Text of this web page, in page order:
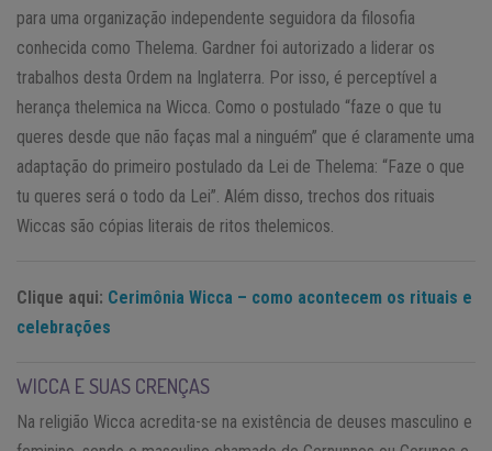
para uma organização independente seguidora da filosofia
conhecida como Thelema. Gardner foi autorizado a liderar os
trabalhos desta Ordem na Inglaterra. Por isso, é perceptível a
herança thelemica na Wicca. Como o postulado “faze o que tu
queres desde que não faças mal a ninguém” que é claramente uma
adaptação do primeiro postulado da Lei de Thelema: “Faze o que
tu queres será o todo da Lei”. Além disso, trechos dos rituais
Wiccas são cópias literais de ritos thelemicos.
Clique aqui: Cerimônia Wicca – como acontecem os rituais e
celebrações
WICCA E SUAS CRENÇAS
Na religião Wicca acredita-se na existência de deuses masculino e